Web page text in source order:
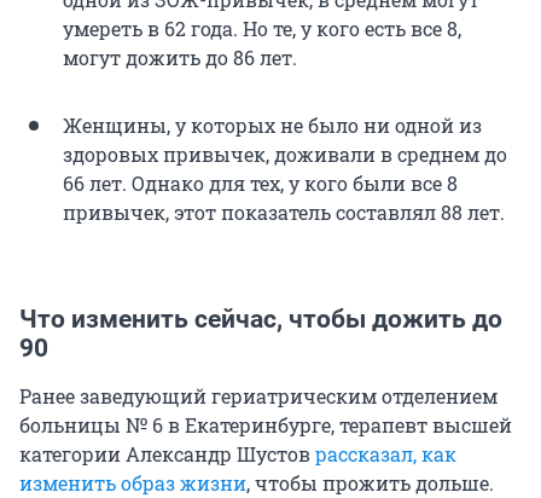
умереть в 62 года. Но те, у кого есть все 8,
могут дожить до 86 лет.
Женщины, у которых не было ни одной из
здоровых привычек, доживали в среднем до
66 лет. Однако для тех, у кого были все 8
привычек, этот показатель составлял 88 лет.
Что изменить сейчас, чтобы дожить до
90
Ранее заведующий гериатрическим отделением
больницы № 6 в Екатеринбурге, терапевт высшей
категории Александр Шустоврассказал, как
изменить образ жизни, чтобы прожить дольше.